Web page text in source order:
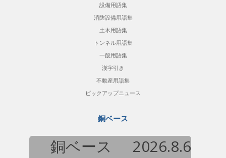
設備用語集
消防設備用語集
土木用語集
トンネル用語集
一般用語集
漢字引き
不動産用語集
ピックアップニュース
銅ベース
銅ベース 2026.8.6